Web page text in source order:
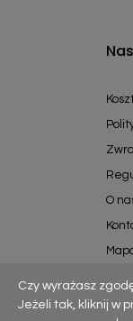
O
Czy wyrażasz
Jeżeli tak, kliknij w